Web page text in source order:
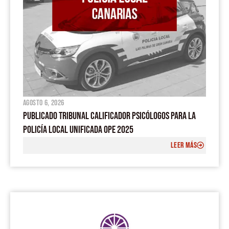
agosto 6, 2026
PUBLICADO TRIBUNAL CALIFICADOR PSICÓLOGOS PARA LA
POLICÍA LOCAL UNIFICADA OPE 2025
LEER MÁS